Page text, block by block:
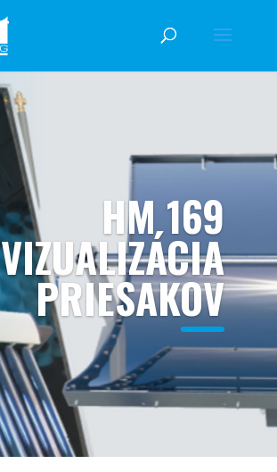
HM 169
VIZUALIZÁCIA
PRIESAKOV